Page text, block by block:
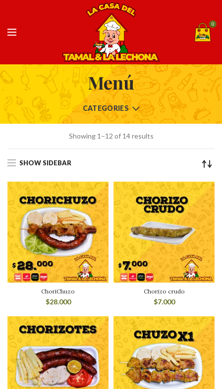
0
Menú
CATEGORIES
Showing 1–12 of 14 results
SHOW SIDEBAR
ChoriChuzo
$28.000
Chorizo crudo
$7.000